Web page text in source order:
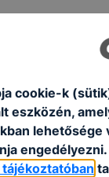
cookie-k
eszközén,
lehetősége
engedélyezni.